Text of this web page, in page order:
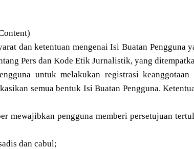
dan ketentuan mengenai Isi Buatan Pengguna
Pers dan Kode Etik Jurnalistik, yang
untuk melakukan registrasi
semua bentuk Isi Buatan Pengguna.
mewajibkan pengguna memberi persetujuan
dan cabul;